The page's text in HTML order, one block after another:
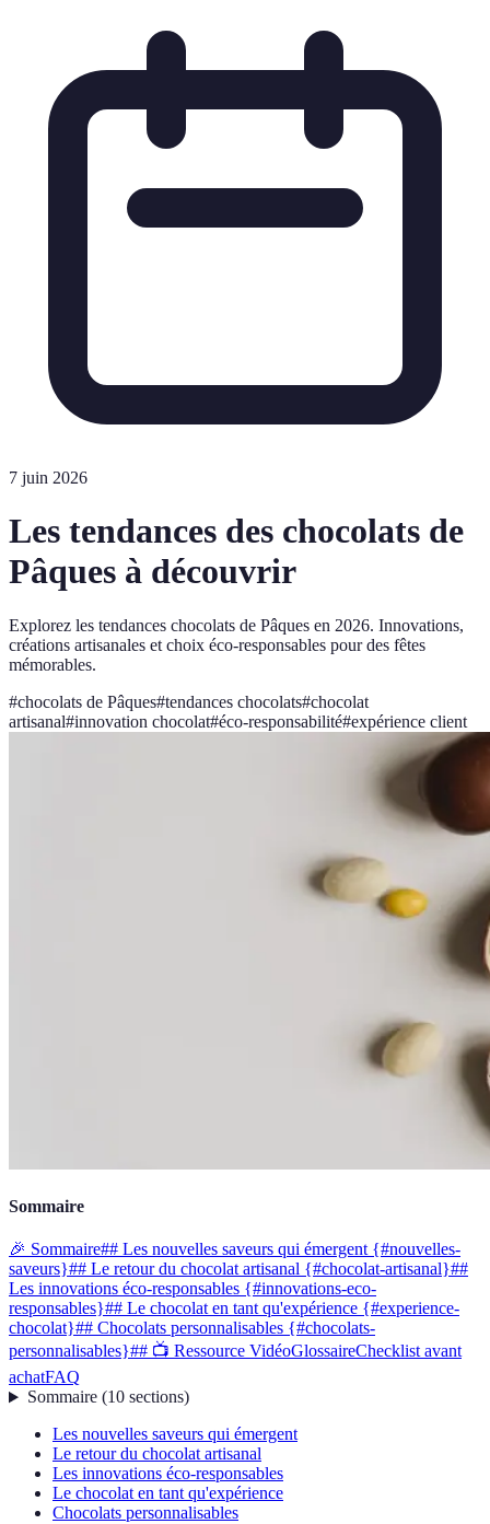
7 juin 2026
Les tendances des chocolats de
Pâques à découvrir
Explorez les tendances chocolats de Pâques en 2026. Innovations,
créations artisanales et choix éco-responsables pour des fêtes
mémorables.
#chocolats de Pâques#tendances chocolats#chocolat
artisanal#innovation chocolat#éco-responsabilité#expérience client
Sommaire
🎉 Sommaire## Les nouvelles saveurs qui émergent {#nouvelles-
saveurs}## Le retour du chocolat artisanal {#chocolat-artisanal}##
Les innovations éco-responsables {#innovations-eco-
responsables}## Le chocolat en tant qu'expérience {#experience-
chocolat}## Chocolats personnalisables {#chocolats-
personnalisables}## 📺 Ressource VidéoGlossaireChecklist avant
achatFAQ
Sommaire(10 sections)
Les nouvelles saveurs qui émergent
Le retour du chocolat artisanal
Les innovations éco-responsables
Le chocolat en tant qu'expérience
Chocolats personnalisables